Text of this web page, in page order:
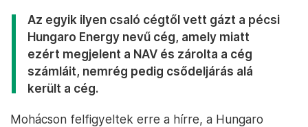
Az egyik ilyen csaló cégtől vett gázt a pécsi
Hungaro Energy nevű cég, amely miatt
ezért megjelent a NAV és zárolta a cég
számláit, nemrég pedig csődeljárás alá
került a cég.
Mohácson felfigyeltek erre a hírre, a Hungaro